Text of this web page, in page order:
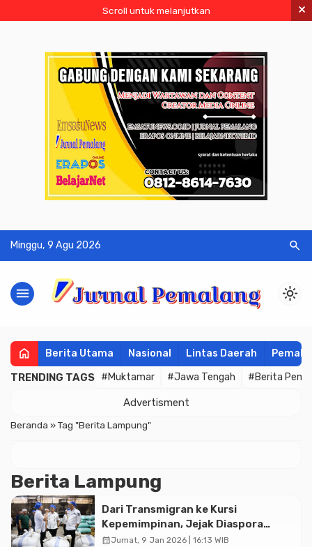
Scroll untuk melanjutkan ×
Minggu, 9 Agu 2026 search
menu light_mode
home Berita Utama Nasional Lintas Daerah
TRENDING TAGS #Muktamar #Jawa Tengah #Berita
Advertisment
Beranda »Tag "Berita Lampung"
Berita Lampung
Dari Transmigran ke Kursi
Kepemimpinan, Jejak Diaspora
Jateng Sukses di Lampung
calendar_monthJumat, 9 Jan 2026 | 16:13 WIB